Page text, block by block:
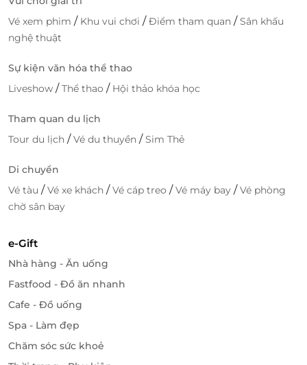
Đặt ngay qua LifeLink – Nhanh chóng,
ưu đãi, đáng trải nghiệm
Đặt lịch tiện lợi, xác nhận nhanh.
Nhiều ưu đãi hấp dẫn dành riêng cho khách
Hoàn hảo cho những ngày bạn muốn tìm lại
bình yên, tái tạo năng lượng và chăm chút bản
thân.
Trải nghiệm thư giãn trọn vẹn và chăm sóc sức khỏe
theo phong cách thuần Việt. Đặt ngayvoucher giảm
giá cho liệu trình gội đầu dưỡng sinh thảo dược 90
trênLifeLink
Vé xem phim / Khu vui chơi /Điểm tham quan /Sân khấu
nghệ thuật
Sự kiện văn hóa thể thao
Liveshow /Thể thao / Hội thảo khóa học
Tham quan du lịch
Tour du lịch /Vé du thuyền /Sim Thẻ
Di chuyển
Vé tàu /Vé xe khách /Vé cáp treo /Vé máy bay /Vé phòng
chờ sân bay
e-Gift
Nhà hàng - Ăn uống
Fastfood - Đồ ăn nhanh
Cafe - Đồ uống
Spa - Làm đẹp
Chăm sóc sức khoẻ